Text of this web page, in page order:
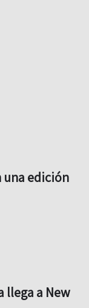
una edición
llega a New